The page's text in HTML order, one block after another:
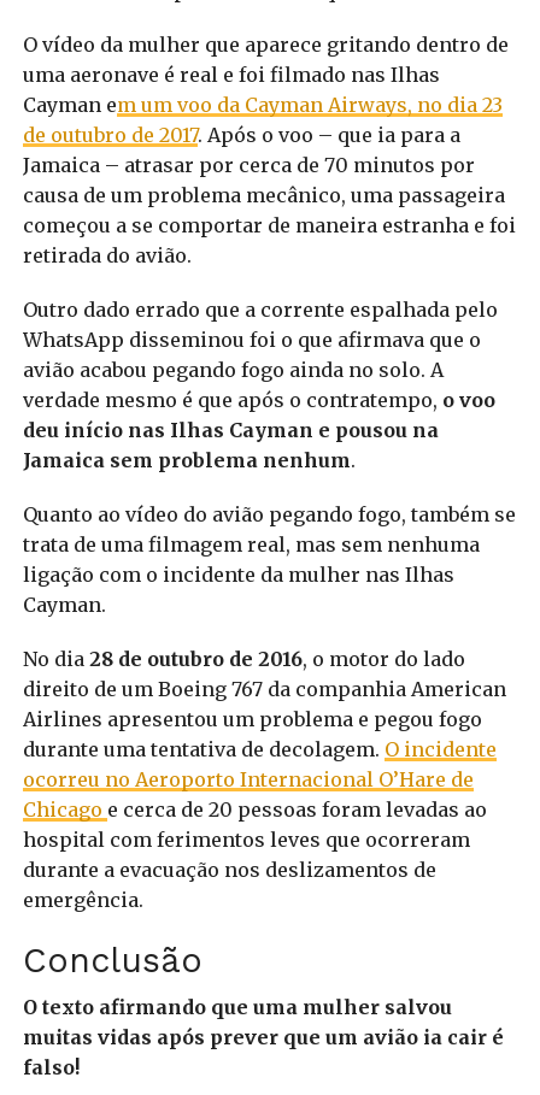
O vídeo da mulher que aparece gritando dentro de
uma aeronave é real e foi filmado nas Ilhas
Cayman em um voo da Cayman Airways, no dia 23
de outubro de 2017. Após o voo – que ia para a
Jamaica – atrasar por cerca de 70 minutos por
causa de um problema mecânico, uma passageira
começou a se comportar de maneira estranha e foi
retirada do avião.
Outro dado errado que a corrente espalhada pelo
WhatsApp disseminou foi o que afirmava que o
avião acabou pegando fogo ainda no solo. A
verdade mesmo é que após o contratempo, o voo
deu início nas Ilhas Cayman e pousou na
Jamaica sem problema nenhum.
Quanto ao vídeo do avião pegando fogo, também se
trata de uma filmagem real, mas sem nenhuma
ligação com o incidente da mulher nas Ilhas
Cayman.
No dia 28 de outubro de 2016, o motor do lado
direito de um Boeing 767 da companhia American
Airlines apresentou um problema e pegou fogo
durante uma tentativa de decolagem. O incidente
ocorreu no Aeroporto Internacional O’Hare de
Chicago e cerca de 20 pessoas foram levadas ao
hospital com ferimentos leves que ocorreram
durante a evacuação nos deslizamentos de
emergência.
Conclusão
O texto afirmando que uma mulher salvou
muitas vidas após prever que um avião ia cair é
falso!